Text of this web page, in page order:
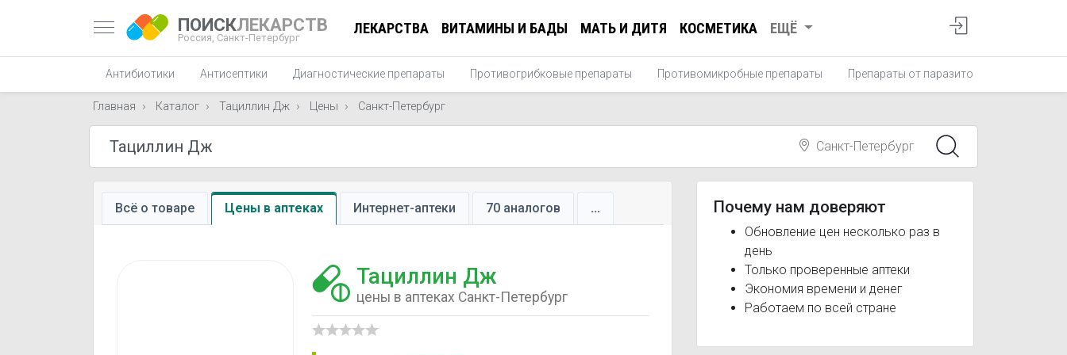
ПОИСКЛЕКАРСТВ
Россия, Санкт-Петербург
ЛЕКАРСТВА ВИТАМИНЫ И БАДЫ МАТЬ И ДИТЯ КОСМЕТИКА ЕЩЁ
Антибиотики Антисептики Диагностические препараты Противогрибковые препараты Противомикробные препараты Препараты от паразитов
Главная Каталог Тациллин Дж Цены Санкт-Петербург
Санкт-Петербург
Всё о товаре Цены в аптеках Интернет-аптеки 70 аналогов ...
Тациллин Дж
цены в аптеках Санкт-Петербург
Почему нам доверяют
Обновление цен несколько раз в
день
Только проверенные аптеки
Экономия времени и денег
Работаем по всей стране